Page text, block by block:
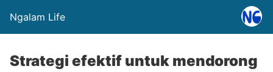
Ngalam Life
Strategi efektif untuk mendorong